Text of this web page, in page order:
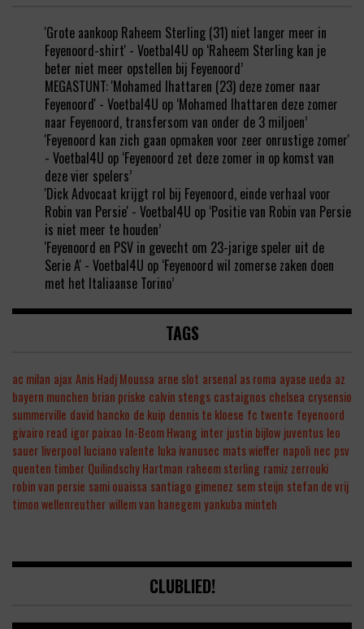
'Grote aankoop Raheem Sterling (31) niet langer meer in
Feyenoord-shirt' - Voetbal4U op ‘Raheem Sterling kan je
beter niet meer opstellen bij Feyenoord’
MEGASTUNT: 'Mohamed Ihattaren (23) deze zomer naar
Feyenoord' - Voetbal4U op ‘Mohamed Ihattaren deze zomer
naar Feyenoord, transfersom van onder de 3 miljoen’
'Feyenoord kan zich gaan opmaken voor zeer onrustige zomer'
- Voetbal4U op ‘Feyenoord zet deze zomer in op komst van
deze vier spelers’
'Dick Advocaat krijgt rol bij Feyenoord, einde verhaal voor
Robin van Persie' - Voetbal4U op ‘Positie van Robin van Persie
is niet meer te houden’
'Feyenoord en PSV in gevecht om 23-jarige speler uit de
Serie A' - Voetbal4U op ‘Feyenoord wil zomerse zaken doen
met het Italiaanse Torino’
TAGS
ac milan ajax Anis Hadj Moussa arne slot arsenal as roma ayase ueda az
bayern munchen brian priske calvin stengs castaignos chelsea crysensio
summerville david hancko de kuip dennis te kloese fc twente feyenoord
givairo read igor paixao In-Beom Hwang inter justin bijlow juventus leo
sauer liverpool luciano valente luka ivanusec mats wieffer napoli nec psv
quenten timber Quilindschy Hartman raheem sterling ramiz zerrouki
robin van persie sami ouaissa santiago gimenez sem steijn stefan de vrij
timon wellenreutherwillem van hanegemyankuba minteh
CLUBLIED!